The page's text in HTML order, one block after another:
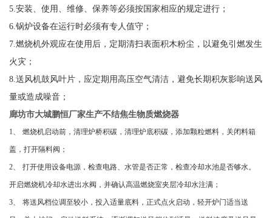
5.安装、使用、维修、保养等必须按国家相应的规定进行；
6.锅炉设备在运行时必须有专人值守；
7.燃烧机外观应在使用后，定期清扫表面积木粉尘，以避免引燃发生
火灾；
8.送风机鼓风叶片，应定期用高压空气清洁，避免长期积灰影响送风
量或造成噪音；
廊坊市大城鹏恒厂家生产不结焦生物质燃烧器
1、 燃烧机启动前，清理炉桥积碳，清理炉底积碳，添加颗粒燃料，关闭料箱
盖，打开隔料阀；
2、 打开使用设备电源，检查电路、水管是否正常，检查冷却水池是否够水。
开启燃烧机冷却水进出水阀，并确认高温燃烧室夹层冷却水注满；
3、 将送风档位调至较小，投入适量底料，正式点火启动，轻开炉门适当送